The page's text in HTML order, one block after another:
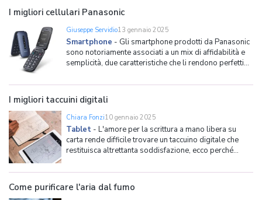
cardiovascolari. Ecco perché abbiamo creato
I migliori cellulari Panasonic
Giuseppe Servidio13 gennaio 2025
Smartphone - Gli smartphone prodotti da Panasonic
sono notoriamente associati a un mix di affidabilità e
semplicità, due caratteristiche che li rendono perfetti
funzionano senza troppi fronzoli. Che voi stiate
cercando un telefono per una persona avanti con gli
I migliori taccuini digitali
Chiara Fonzi10 gennaio 2025
Tablet - L'amore per la scrittura a mano libera su
carta rende difficile trovare un taccuino digitale che
restituisca altrettanta soddisfazione, ecco perché
approfondimento specifico. Per completezza vi
segnaliamo anche le nostre guide all'acquisto del tab
Come purificare l'aria dal fumo